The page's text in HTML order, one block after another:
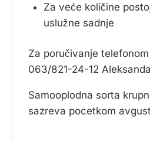
Za veće količine
uslužne sadnje
Za poručivanje
063/821-24-12
Samooplodna sorta
sazreva pocetkom